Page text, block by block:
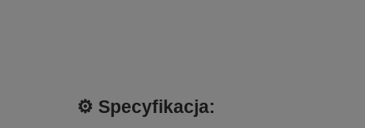
⚙️ Specyfikacja: